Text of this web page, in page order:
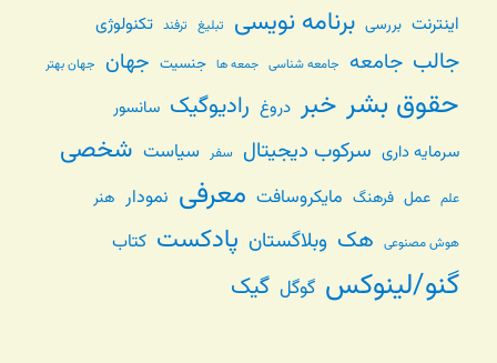
اینترنت بررسی برنامه نویسی تبلیغ ترفند تکنولوژی
جالب جامعه جامعه شناسی جمعه ها جنسیت جهان جهان بهتر
حقوق بشر خبر دروغ رادیوگیک سانسور
سرمایه داری سرکوب دیجیتال سفر سیاست شخصی
علم عمل فرهنگ مایکروسافت معرفی نمودار هنر
هوش مصنوعی هک وبلاگستان پادکست کتاب
گنو/لینوکس گوگل گیک